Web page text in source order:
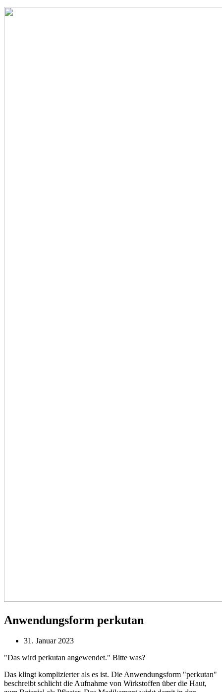
Anwendungsform perkutan
31. Januar 2023
"Das wird perkutan angewendet." Bitte was?
Das klingt komplizierter als es ist. Die Anwendungsform "perkutan"
beschreibt schlicht die Aufnahme von Wirkstoffen über die Haut,